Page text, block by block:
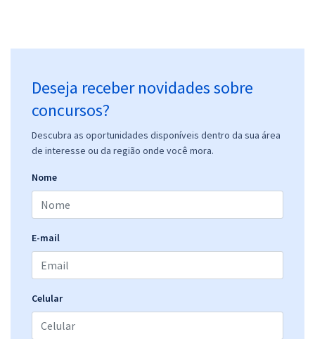
Deseja receber novidades sobre
concursos?
Descubra as oportunidades disponíveis dentro da sua área
de interesse ou da região onde você mora.
Nome
E-mail
Celular